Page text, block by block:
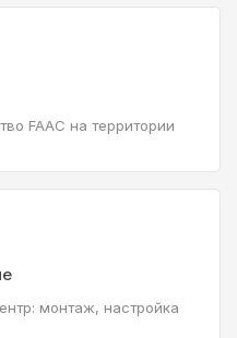
FAAC на территории
монтаж, настройка